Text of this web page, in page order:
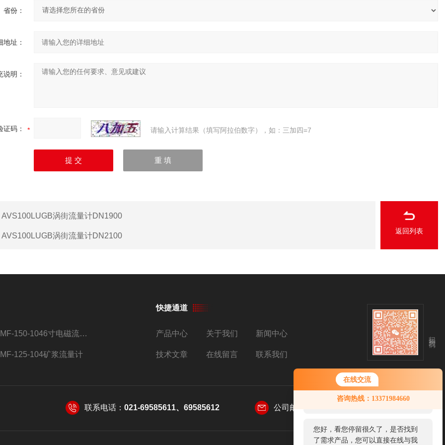
在线交流
咨询热线：13371984660
您好！欢迎前来咨询，很高兴为您
服务，请问您要咨询什么问题呢？
您好，看您停留很久了，是否找到
了需求产品，您可以直接在线与我
省份：
地址：
说明：
证码： 请输入计算结果（填写阿拉伯数字），如：三加四=7
AVS100LUGB涡街流量计DN1900
AVS100LUGB涡街流量计DN2100
返回列表
AMF-150-1046寸电磁流量计
125-104矿浆流量计
快捷通道
产品中心 关于我们 新闻中心
技术文章 在线留言 联系我们
联系电话： 021-69585611、69585612 公司邮箱：